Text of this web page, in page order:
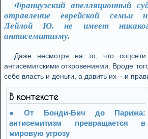
Французский апелляционный
отравление еврейской семьи
Лейлой Ю. не имеет
антисемитизму.
Даже несмотря на то, что соцсети
антисемитскими откровениями. Вроде
себе власть и деньги, а давить их – и
В контексте
От Бонди-Бич до Парижа:
антисемитизм превращается в
мировую угрозу